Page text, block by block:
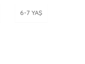
6-7 YAŞ